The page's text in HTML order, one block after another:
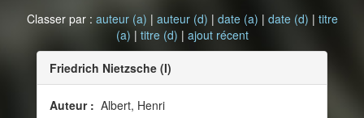
Classer par : auteur (a) | auteur (d) | date (a) | date (d) | titre
(a) | titre (d) | ajout récent
Friedrich Nietzsche (I)
Auteur : Albert, Henri